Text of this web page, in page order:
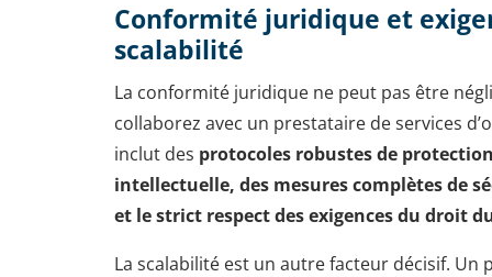
Conformité juridique et
scalabilité
La conformité juridique ne peut pas être
collaborez avec un prestataire de services
inclut des protocoles robustes de
intellectuelle, des mesures complètes de
et le strict respect des exigences du droit
La scalabilité est un autre facteur décisif. Un